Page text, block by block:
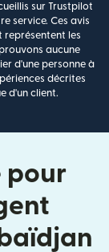
sur Trustpilot
service. Ces avis
les
aucune
d'une personne à
décrites
d'un client.
pour